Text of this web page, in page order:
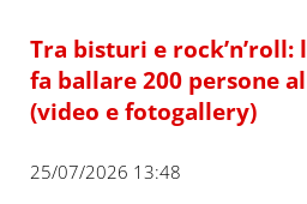
Tra bisturi e rock’n’roll:
fa ballare 200 persone
(video e fotogallery)
25/07/2026 13:48